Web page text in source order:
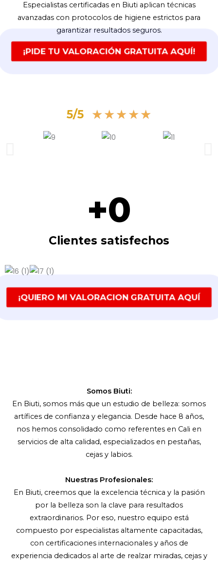
Especialistas certificadas en Biuti aplican técnicas
avanzadas con protocolos de higiene estrictos para
garantizar resultados seguros.
¡PIDE TU VALORACIÓN GRATUITA AQUÍ!
5/5 ★★★★★
Clientes satisfechos
+0
¡QUIERO MI VALORACION GRATUITA AQUÍ
Somos Biuti:
En Biuti, somos más que un estudio de belleza: somos
artífices de confianza y elegancia. Desde hace 8 años,
nos hemos consolidado como referentes en Cali en
servicios de alta calidad, especializados en pestañas,
cejas y labios.
Nuestras Profesionales:
En Biuti, creemos que la excelencia técnica y la pasión
por la belleza son la clave para resultados
extraordinarios. Por eso, nuestro equipo está
compuesto por especialistas altamente capacitadas,
con certificaciones internacionales y años de
experiencia dedicados al arte de realzar miradas, cejas y